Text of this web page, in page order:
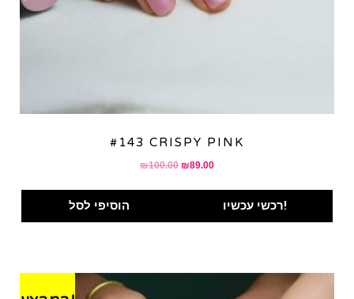
#143 CRISPY PINK
₪100.00 Original
₪89.00Current
הוסיפי לסל רכשי עכשיו!